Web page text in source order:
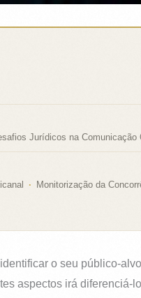
Jurídicos na Comunicação
Monitorização da
o seu público-
aspectos irá diferenciá-